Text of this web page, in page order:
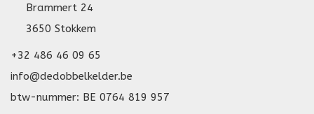
Brammert 24
3650 Stokkem
+32 486 46 09 65
info@dedobbelkelder.be
btw-nummer: BE 0764 819 957